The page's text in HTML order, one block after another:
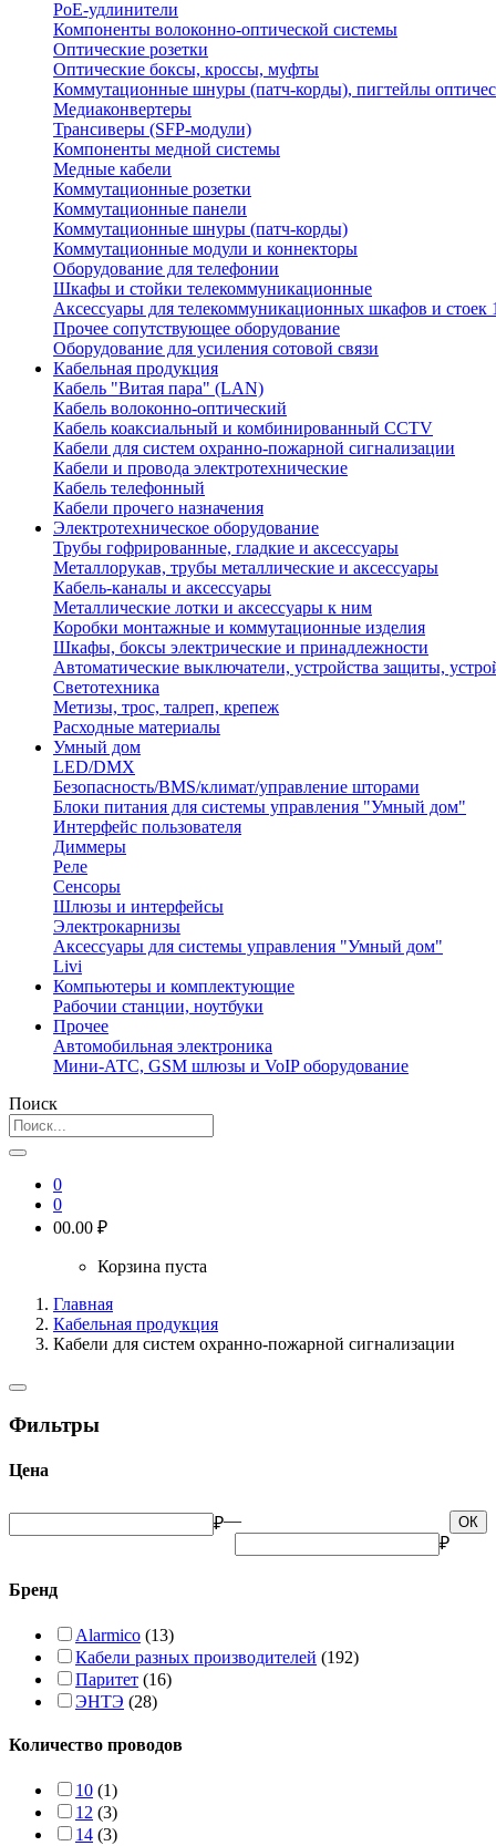
PoE-удлинители
Компоненты волоконно-оптической системы
Оптические розетки
Оптические боксы, кроссы, муфты
Коммутационные шнуры (патч-корды), пигтейлы
Медиаконвертеры
Трансиверы (SFP-модули)
Компоненты медной системы
Медные кабели
Коммутационные розетки
Коммутационные панели
Коммутационные шнуры (патч-корды)
Коммутационные модули и коннекторы
Оборудование для телефонии
Шкафы и стойки телекоммуникационные
Аксессуары для телекоммуникационных шкафов и стоек
Прочее сопутствующее оборудование
Оборудование для усиления сотовой связи
Кабельная продукция
Кабель "Витая пара" (LAN)
Кабель волоконно-оптический
Кабель коаксиальный и комбинированный CCTV
Кабели для систем охранно-пожарной сигнализации
Кабели и провода электротехнические
Кабель телефонный
Кабели прочего назначения
Электротехническое оборудование
Трубы гофрированные, гладкие и аксессуары
Металлорукав, трубы металлические и аксессуары
Кабель-каналы и аксессуары
Металлические лотки и аксессуары к ним
Коробки монтажные и коммутационные изделия
Шкафы, боксы электрические и принадлежности
Автоматические выключатели, устройства защиты,
Светотехника
Метизы, трос, талреп, крепеж
Расходные материалы
Умный дом
LED/DMX
Безопасность/BMS/климат/управление шторами
Блоки питания для системы управления "Умный дом"
Интерфейс пользователя
Диммеры
Реле
Сенсоры
Шлюзы и интерфейсы
Электрокарнизы
Аксессуары для системы управления "Умный дом"
Livi
Компьютеры и комплектующие
Рабочии станции, ноутбуки
Прочее
Автомобильная электроника
Мини-АТС, GSM шлюзы и VoIP оборудование
Поиск
0
0
00.00 ₽
Корзина пуста
Главная
Кабельная продукция
Кабели для систем охранно-пожарной сигнализации
Фильтры
Цена
₽— ОК
₽
Бренд
Alarmico (13)
Кабели разных производителей (192)
Паритет (16)
ЭНТЭ (28)
Количество проводов
10 (1)
12 (3)
14 (3)